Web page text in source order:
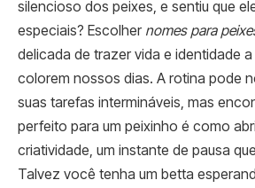
silencioso dos peixes, e sentiu que
especiais? Escolher nomes para
delicada de trazer vida e identidade
colorem nossos dias. A rotina pode
suas tarefas intermináveis, mas
perfeito para um peixinho é como
criatividade, um instante de pausa
Talvez você tenha um betta